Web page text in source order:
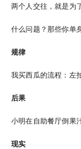
两个人交往，就是为
什么问题？那些你单
规律
我买西瓜的流程：左
后果
小明在自助餐厅倒果
现实